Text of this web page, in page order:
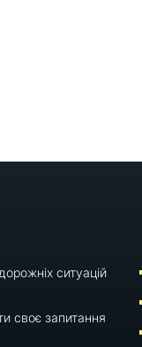
ситуацій
своє запитання